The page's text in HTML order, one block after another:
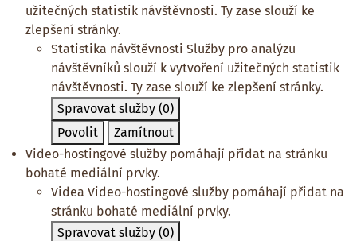
užitečných statistik návštěvnosti. Ty zase slouží ke
zlepšení stránky.
Statistika návštěvnosti Služby pro analýzu
návštěvníků slouží k vytvoření užitečných statistik
návštěvnosti. Ty zase slouží ke zlepšení stránky.
Spravovat služby (0)
Povolit
Zamítnout
Video-hostingové služby pomáhají přidat na stránku
bohaté mediální prvky.
Videa Video-hostingové služby pomáhají přidat na
stránku bohaté mediální prvky.
Spravovat služby (0)